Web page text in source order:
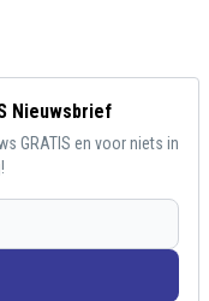
Nieuwsbrief
GRATIS en voor niets in